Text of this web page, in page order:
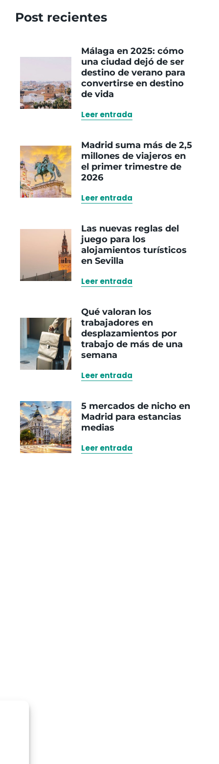
Post recientes
Málaga en 2025: cómo
una ciudad dejó de ser
destino de verano para
convertirse en destino
de vida
Leer entrada
Madrid suma más de 2,5
millones de viajeros en
el primer trimestre de
2026
Leer entrada
Las nuevas reglas del
juego para los
alojamientos turísticos
en Sevilla
Leer entrada
Qué valoran los
trabajadores en
desplazamientos por
trabajo de más de una
semana
Leer entrada
5 mercados de nicho en
Madrid para estancias
medias
Leer entrada